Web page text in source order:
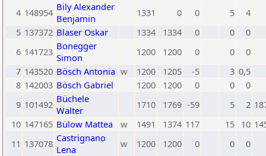
4 148954 Bily Alexander
Benjamin
1331 0 0 5
4
5 137372 Blaser Oskar 1334 1334 0 0
0
6 141723 Bonegger
Simon
1200 1200 0 0
0
7 143520 Bösch Antonia w 1200 1205 -5 3 0,5
8 142003 Bösch Gabriel 1200 1200 0 0
0
9 101492 Büchele
Walter
1710 1769 -59 5 2
10 147165 Bülow Mattea w 1491 1374 117 15 10
11 137078 Castrignano
Lena
w 1200 1200 0 0
0